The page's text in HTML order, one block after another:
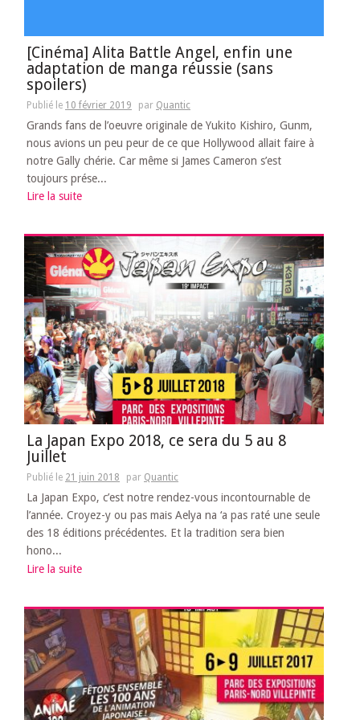
[Cinéma] Alita Battle Angel, enfin une
adaptation de manga réussie (sans
spoilers)
Publié le 10 février 2019 par Quantic
Grands fans de l’oeuvre originale de Yukito Kishiro, Gunm,
nous avions un peu peur de ce que Hollywood allait faire à
notre Gally chérie. Car même si James Cameron s’est
toujours prése...
Lire la suite
La Japan Expo 2018, ce sera du 5 au 8
Juillet
Publié le 21 juin 2018 par Quantic
La Japan Expo, c’est notre rendez-vous incontournable de
l’année. Croyez-y ou pas mais Aelya na ‘a pas raté une seule
des 18 éditions précédentes. Et la tradition sera bien
hono...
Lire la suite